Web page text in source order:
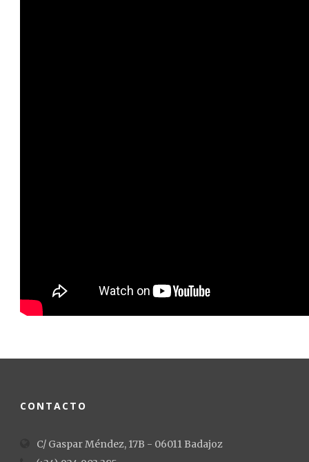
CONTACTO
C/ Gaspar Méndez, 17B - 06011 Badajoz